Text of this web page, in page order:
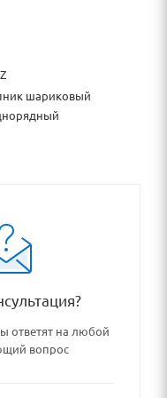
шариковый
ответят на любой
вопрос